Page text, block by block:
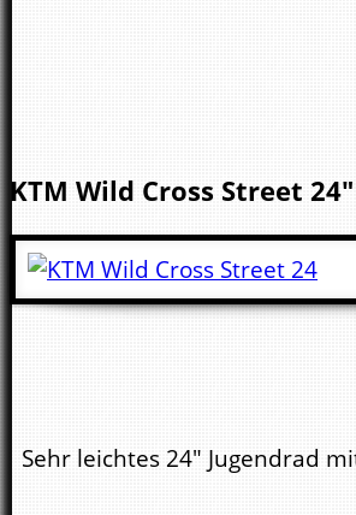
KTM Wild Cross Street 24"
Sehr leichtes 24" Jugendrad